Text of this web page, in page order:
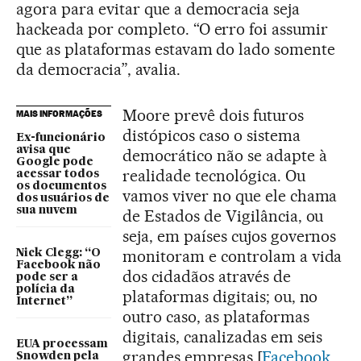
agora para evitar que a democracia seja
hackeada por completo. “O erro foi assumir
que as plataformas estavam do lado somente
da democracia”, avalia.
MAIS INFORMAÇÕES
Ex-funcionário
avisa que
Google pode
acessar todos
os documentos
dos usuários de
sua nuvem
Nick Clegg: “O
Facebook não
pode ser a
polícia da
Internet”
EUA processam
Snowden pela
Moore prevê dois futuros
distópicos caso o sistema
democrático não se adapte à
realidade tecnológica. Ou
vamos viver no que ele chama
de Estados de Vigilância, ou
seja, em países cujos governos
monitoram e controlam a vida
dos cidadãos através de
plataformas digitais; ou, no
outro caso, as plataformas
digitais, canalizadas em seis
grandes empresas [Facebook,